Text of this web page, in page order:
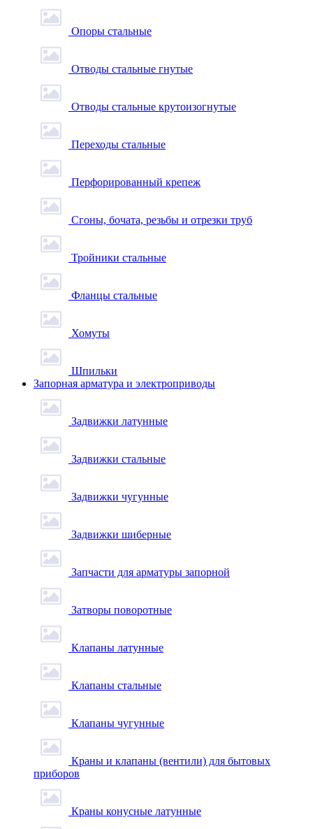
Опоры стальные
Отводы стальные гнутые
Отводы стальные крутоизогнутые
Переходы стальные
Перфорированный крепеж
Сгоны, бочата, резьбы и отрезки труб
Тройники стальные
Фланцы стальные
Хомуты
Шпильки
Запорная арматура и электроприводы
Задвижки латунные
Задвижки стальные
Задвижки чугунные
Задвижки шиберные
Запчасти для арматуры запорной
Затворы поворотные
Клапаны латунные
Клапаны стальные
Клапаны чугунные
Краны и клапаны (вентили) для бытовых
приборов
Краны конусные латунные